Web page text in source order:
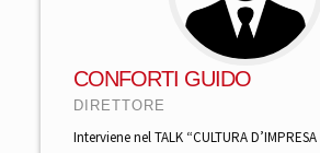
CONFORTI GUIDO
DIRETTORE
Interviene nel TALK “CULTURA D’IMPRESA